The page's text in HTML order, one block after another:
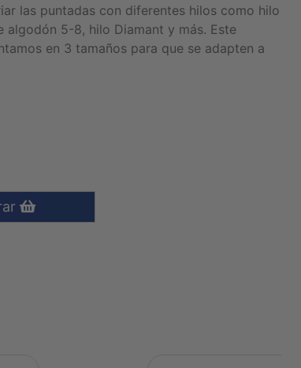
las puntadas con diferentes hilos como hilo
algodón 5-8, hilo Diamant y más. Este
en 3 tamaños para que se adapten a